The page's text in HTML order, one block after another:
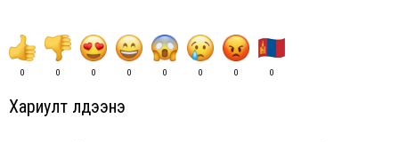
0 0 0 0 0 0 0 0
Хариулт үлдээнэ үү